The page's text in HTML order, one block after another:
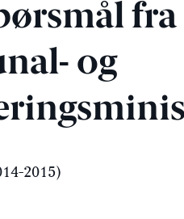
fra
og
2015)